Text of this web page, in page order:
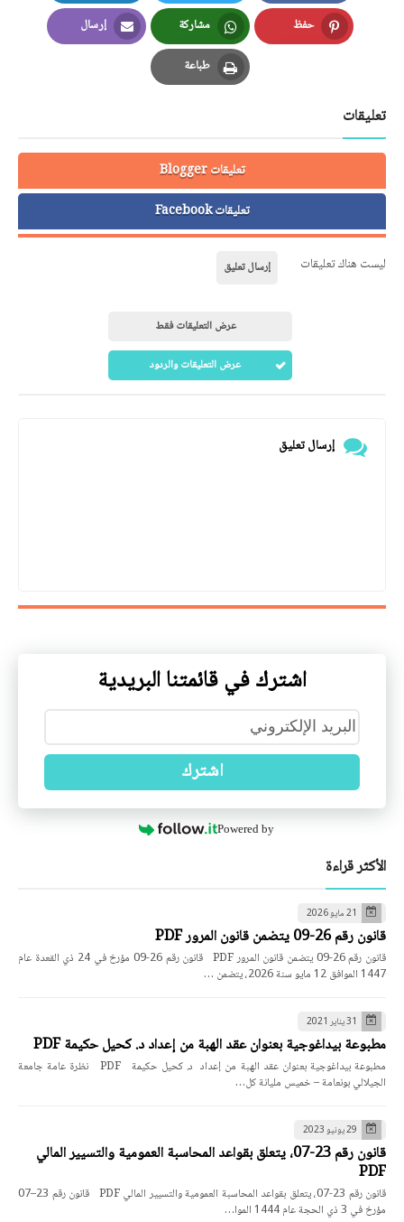
Facebook
Twitter
LinkedIn
حفظ
Pinterest
مشاركة
Whatsapp
إرسال
Email
طباعة
Print
تعليقات
تعليقات Blogger
تعليقات Facebook
ليست هناك تعليقات إرسال تعليق
عرض التعليقات فقط
عرض التعليقات والردود
إرسال تعليق
اشترك في قائمتنا البريدية
اشترك
Powered by
الأكثر قراءة
21 مايو 2026
قانون رقم 26-09 يتضمن قانون المرور PDF
قانون رقم 26-09 يتضمن قانون المرور PDF قانون رقم 26-09 مؤرخ في 24 ذي القعدة عام
1447 الموافق 12 مايو سنة 2026، يتضمن …
31 يناير 2021
مطبوعة بيداغوجية بعنوان عقد الهبة من إعداد د. كحيل حكيمة PDF
مطبوعة بيداغوجية بعنوان عقد الهبة من إعداد د. كحيل حكيمة PDF نظرة عامة جامعة
الجيلالي بونعامة – خميس مليانة كل…
29 يونيو 2023
قانون رقم 23-07، يتعلق بقواعد المحاسبة العمومية والتسيير المالي
PDF
قانون رقم 23-07، يتعلق بقواعد المحاسبة العمومية والتسيير المالي PDF قانون رقم 23–07
مؤرخ في 3 ذي الحجة عام 1444 الموا…